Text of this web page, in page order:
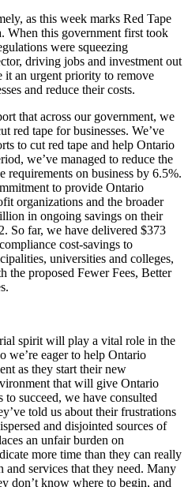
as this week marks Red Tape
When this government first took
were squeezing
driving jobs and investment out
it an urgent priority to remove
and reduce their costs.
that across our government, we
red tape for businesses. We’ve
to cut red tape and help Ontario
we’ve managed to reduce the
requirements on business by 6.5%.
to provide Ontario
organizations and the broader
in ongoing savings on their
So far, we have delivered $373
cost-savings to
universities and colleges,
the proposed Fewer Fees, Better
spirit will play a vital role in the
we’re eager to help Ontario
as they start their new
that will give Ontario
to succeed, we have consulted
told us about their frustrations
and disjointed sources of
an unfair burden on
more time than they can really
services that they need. Many
don’t know where to begin, and